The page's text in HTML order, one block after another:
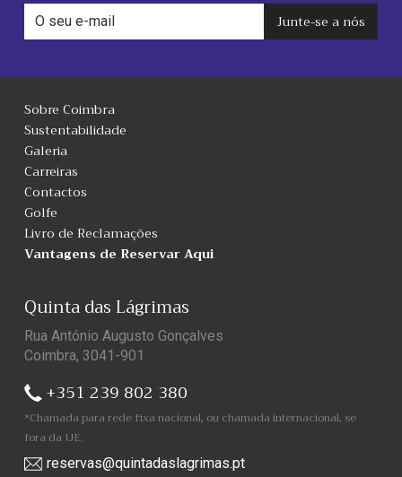
Junte-se a nós
Sobre Coimbra
Sustentabilidade
Galeria
Carreiras
Contactos
Golfe
Livro de Reclamações
Vantagens de Reservar Aqui
Quinta das Lágrimas
Rua António Augusto Gonçalves
Coimbra, 3041-901
+351 239 802 380
*Chamada para rede fixa nacional, ou chamada internacional, se
fora da UE.
reservas@quintadaslagrimas.pt